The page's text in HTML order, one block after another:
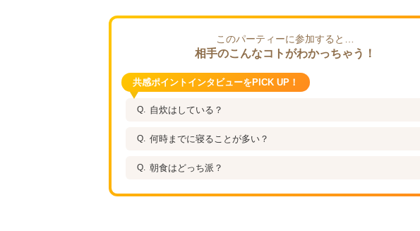
このパーティーに参加すると…
相手のこんなコトがわかっちゃう！
共感ポイントインタビューをPICK UP！
自炊はしている？
何時までに寝ることが多い？
朝食はどっち派？